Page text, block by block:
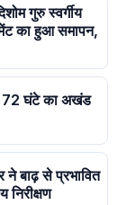
गुरु स्वर्गीय
का हुआ समापन,
72 घंटे का अखंड
ने बाढ़ से प्रभावित
निरीक्षण